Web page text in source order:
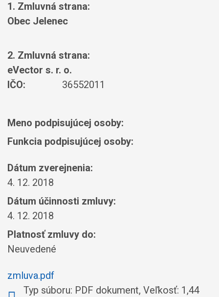
1. Zmluvná strana:
Obec Jelenec
2. Zmluvná strana:
eVector s. r. o.
IČO:
36552011
Meno podpisujúcej osoby:
Funkcia podpisujúcej osoby:
Dátum zverejnenia:
4. 12. 2018
Dátum účinnosti zmluvy:
4. 12. 2018
Platnosť zmluvy do:
Neuvedené
zmluva.pdf
Typ súboru: PDF dokument, Veľkosť: 1,44